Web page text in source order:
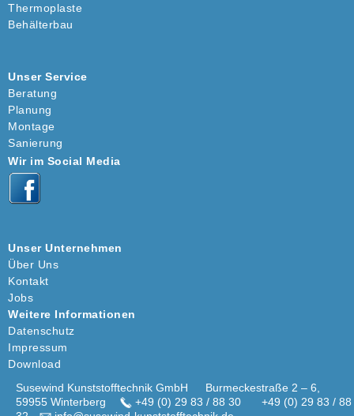
Thermoplaste
Behälterbau
Unser Service
Beratung
Planung
Montage
Sanierung
Wir im Social Media
Unser Unternehmen
Über Uns
Kontakt
Jobs
Weitere Informationen
Datenschutz
Impressum
Download
Susewind Kunststofftechnik GmbH
Burmeckestraße 2 – 6,
59955 Winterberg
+49 (0) 29 83 / 88 30
+49 (0) 29 83 / 88